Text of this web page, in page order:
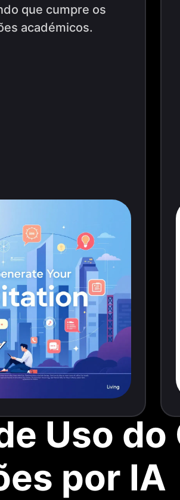
que cumpre os
académicos.
Uso do
por IA